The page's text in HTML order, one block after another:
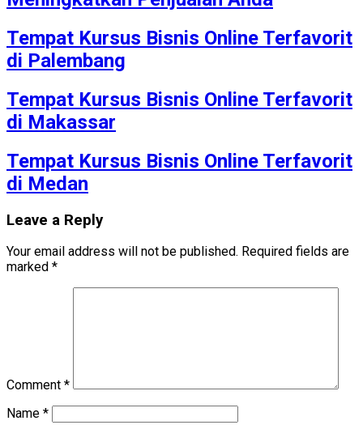
Tempat Kursus Bisnis Online Terfavorit
di Palembang
Tempat Kursus Bisnis Online Terfavorit
di Makassar
Tempat Kursus Bisnis Online Terfavorit
di Medan
Leave a Reply
Your email address will not be published. Required fields are
marked *
Comment *
Name *